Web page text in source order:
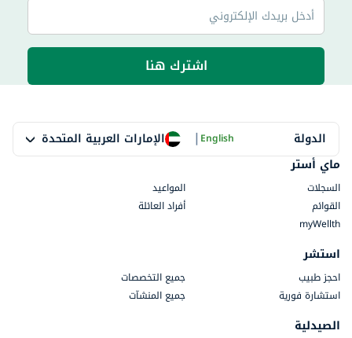
اشترك هنا
الدولة الإمارات العربية المتحدة |English
ماي أستر
السجلات
المواعيد
القوائم
أفراد العائلة
myWellth
استشر
احجز طبيب
جميع التخصصات
استشارة فورية
جميع المنشآت
الصيدلية